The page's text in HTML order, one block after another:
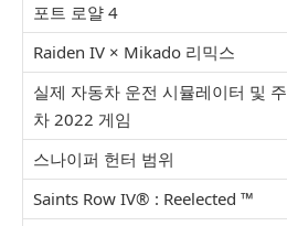
포트 로얄 4
Raiden IV × Mikado 리믹스
실제 자동차 운전 시뮬레이터 및 주
차 2022 게임
스나이퍼 헌터 범위
Saints Row IV® : Reelected ™